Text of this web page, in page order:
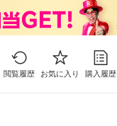
閲覧履歴 お気に入り 購入履歴